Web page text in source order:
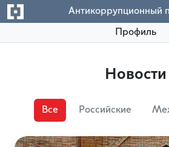
Антикоррупционный
Профиль
Новости
Все Российские